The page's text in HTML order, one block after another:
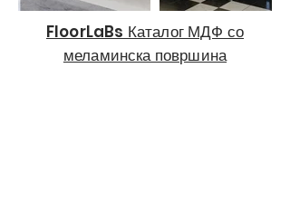
FloorLaBs Каталог МДФ со
меламинска површина